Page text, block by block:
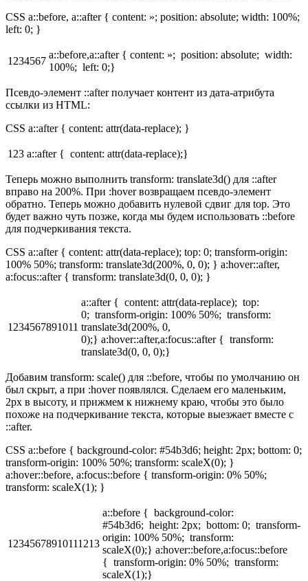
CSS a::before, a::after { content: »; position: absolute; width: 100%;
left: 0; }
1234567
a::before,a::after { content: »; position: absolute; width:
100%; left: 0;}
Псевдо-элемент ::after получает контент из дата-атрибута
ссылки из HTML:
CSS a::after { content: attr(data-replace); }
123 a::after { content: attr(data-replace);}
Теперь можно выполнить transform: translate3d() для ::after
вправо на 200%. При :hover возвращаем псевдо-элемент
обратно. Теперь можно добавить нулевой сдвиг для top. Это
будет важно чуть позже, когда мы будем использовать ::before
для подчеркивания текста.
CSS a::after { content: attr(data-replace); top: 0; transform-origin:
100% 50%; transform: translate3d(200%, 0, 0); } a:hover::after,
a:focus::after { transform: translate3d(0, 0, 0); }
1234567891011
a::after { content: attr(data-replace); top:
0; transform-origin: 100% 50%; transform:
translate3d(200%, 0,
0);} a:hover::after,a:focus::after { transform:
translate3d(0, 0, 0);}
Добавим transform: scale() для ::before, чтобы по умолчанию он
был скрыт, а при :hover появлялся. Сделаем его маленьким,
2px в высоту, и прижмем к нижнему краю, чтобы это было
похоже на подчеркивание текста, которые выезжает вместе с
::after.
CSS a::before { background-color: #54b3d6; height: 2px; bottom: 0;
transform-origin: 100% 50%; transform: scaleX(0); }
a:hover::before, a:focus::before { transform-origin: 0% 50%;
transform: scaleX(1); }
12345678910111213
a::before { background-color:
#54b3d6; height: 2px; bottom: 0; transform-
origin: 100% 50%; transform:
scaleX(0);} a:hover::before,a:focus::before
{ transform-origin: 0% 50%; transform:
scaleX(1);}